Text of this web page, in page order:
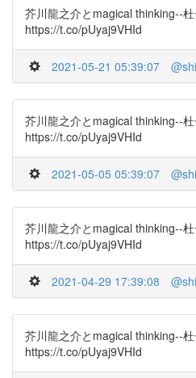
芥川龍之介とmagical thinking--
https://t.co/pUyaj9VHId
2021-05-21 05:39:07
芥川龍之介とmagical thinking--
https://t.co/pUyaj9VHId
2021-05-05 05:39:07
芥川龍之介とmagical thinking--
https://t.co/pUyaj9VHId
2021-04-29 17:39:08
芥川龍之介とmagical thinking--
https://t.co/pUyaj9VHId